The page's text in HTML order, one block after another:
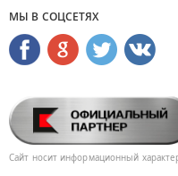
МЫ В СОЦСЕТЯХ
Сайт носит информационный